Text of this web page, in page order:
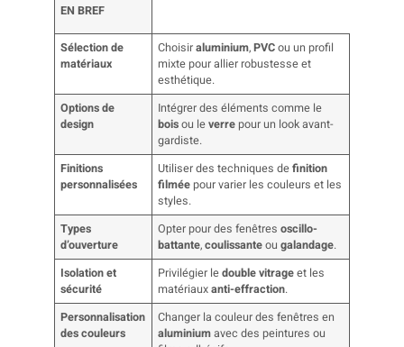
EN BREF
Sélection de
matériaux
Choisiraluminium,PVCou un profil
mixte pour allier robustesse et
esthétique.
Options de
design
Intégrer des éléments comme le
boisou leverre pour un look avant-
gardiste.
Finitions
personnalisées
Utiliser des techniques definition
filméepour varier les couleurs et les
styles.
Types
d’ouverture
Opter pour des fenêtresoscillo-
battante,coulissanteougalandage.
Isolation et
sécurité
Privilégier ledouble vitrageet les
matériauxanti-effraction.
Personnalisation
des couleurs
Changer la couleur des fenêtres en
aluminiumavec des peintures ou